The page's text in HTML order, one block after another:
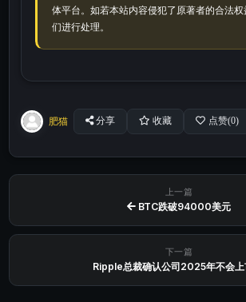
体平台。如若本站内容侵犯了原著者的合法
们进行处理。
肥猫 分享 收藏 点赞(0)
上一篇
BTC跌破94000美元
下一篇
Ripple总裁确认公司2025年不会上